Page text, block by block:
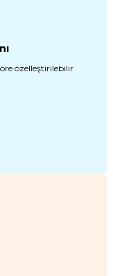
özelleştirilebilir